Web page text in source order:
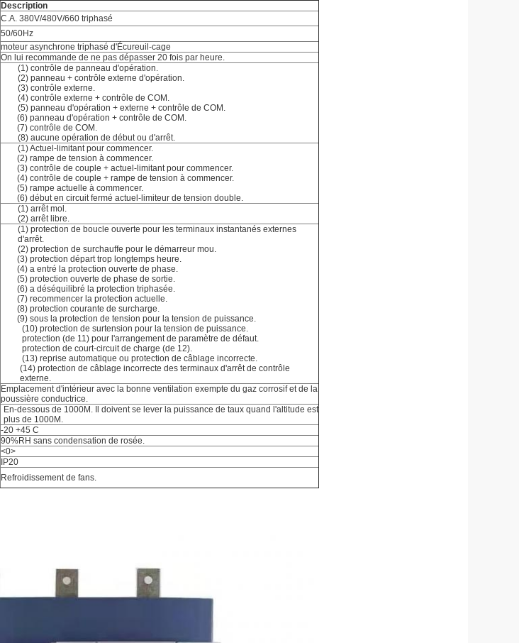
Description
C.A. 380V/480V/660 triphasé
50/60Hz
moteur asynchrone triphasé d'Écureuil-cage
On lui recommande de ne pas dépasser 20 fois par heure.
(1) contrôle de panneau d'opération.
(2) panneau + contrôle externe d'opération.
(3) contrôle externe.
(4) contrôle externe + contrôle de COM.
(5) panneau d'opération + externe + contrôle de COM.
(6) panneau d'opération + contrôle de COM.
(7) contrôle de COM.
(8) aucune opération de début ou d'arrêt.
(1) Actuel-limitant pour commencer.
(2) rampe de tension à commencer.
(3) contrôle de couple + actuel-limitant pour commencer.
(4) contrôle de couple + rampe de tension à commencer.
(5) rampe actuelle à commencer.
(6) début en circuit fermé actuel-limiteur de tension double.
(1) arrêt mol.
(2) arrêt libre.
(1) protection de boucle ouverte pour les terminaux instantanés externes
d'arrêt.
(2) protection de surchauffe pour le démarreur mou.
(3) protection départ trop longtemps heure.
(4) a entré la protection ouverte de phase.
(5) protection ouverte de phase de sortie.
(6) a déséquilibré la protection triphasée.
(7) recommencer la protection actuelle.
(8) protection courante de surcharge.
(9) sous la protection de tension pour la tension de puissance.
(10) protection de surtension pour la tension de puissance.
protection (de 11) pour l'arrangement de paramètre de défaut.
protection de court-circuit de charge (de 12).
(13) reprise automatique ou protection de câblage incorrecte.
(14) protection de câblage incorrecte des terminaux d'arrêt de contrôle
externe.
Emplacement d'intérieur avec la bonne ventilation exempte du gaz corrosif et de la
poussière conductrice.
En-dessous de 1000M. Il doivent se lever la puissance de taux quand l'altitude est
plus de 1000M.
-20 +45 C
90%RH sans condensation de rosée.
<0>
IP20
Refroidissement de fans.